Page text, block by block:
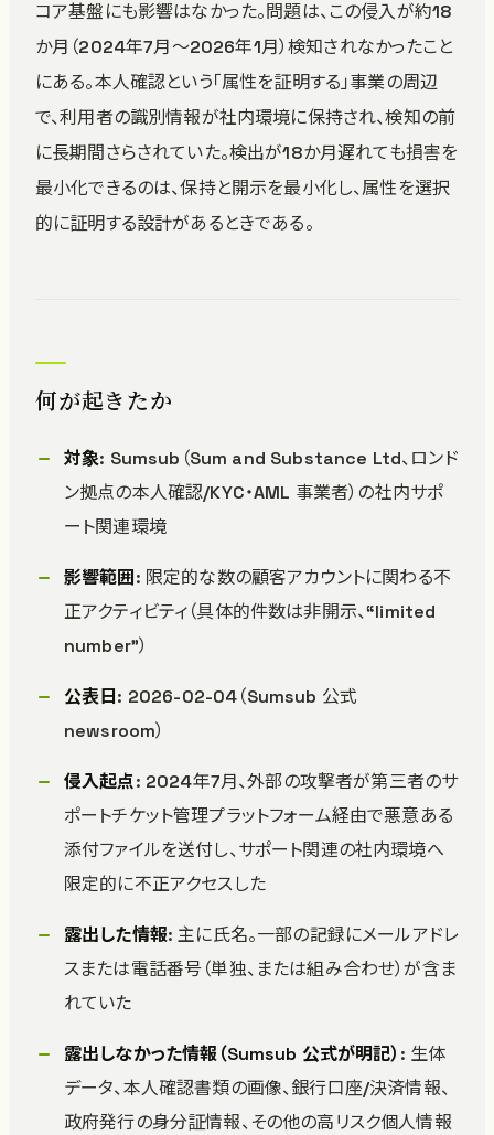
コア基盤にも影響はなかった。問題は、この侵入が約18
か月（2024年7月〜2026年1月）検知されなかったこと
にある。本人確認という「属性を証明する」事業の周辺
で、利用者の識別情報が社内環境に保持され、検知の前
に長期間さらされていた。検出が18か月遅れても損害を
最小化できるのは、保持と開示を最小化し、属性を選択
的に証明する設計があるときである。
何が起きたか
対象: Sumsub（Sum and Substance Ltd、ロンド
ン拠点の本人確認/KYC・AML 事業者）の社内サポ
ート関連環境
影響範囲 : 限定的な数の顧客アカウントに関わる不
正アクティビティ（具体的件数は非開示、“limited
number”）
公表日 : 2026-02-04（Sumsub 公式
newsroom）
侵入起点: 2024年7月、外部の攻撃者が第三者のサ
ポートチケット管理プラットフォーム経由で悪意ある
添付ファイルを送付し、サポート関連の社内環境へ
限定的に不正アクセスした
露出した情報: 主に氏名。一部の記録にメールアドレ
スまたは電話番号（単独、または組み合わせ）が含ま
れていた
露出しなかった情報（Sumsub 公式が明記） : 生体
データ、本人確認書類の画像、銀行口座/決済情報、
政府発行の身分証情報、その他の高リスク個人情報